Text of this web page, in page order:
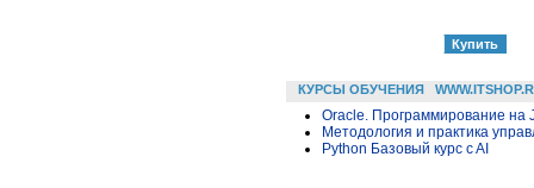
КУРСЫ ОБУЧЕНИЯ
Oracle. Программирование на
Методология и практика
Python Базовый курс c AI